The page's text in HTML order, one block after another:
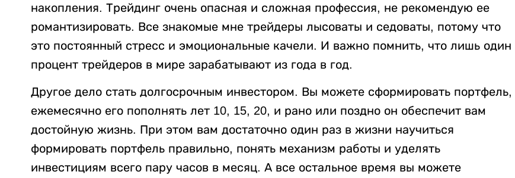
накопления. Трейдинг очень опасная и сложная профессия, не рекомендую ее
романтизировать. Все знакомые мне трейдеры лысоваты и седоваты, потому что
это постоянный стресс и эмоциональные качели. И важно помнить, что лишь один
процент трейдеров в мире зарабатывают из года в год.
Другое дело стать долгосрочным инвестором. Вы можете сформировать портфель,
ежемесячно его пополнять лет 10, 15, 20, и рано или поздно он обеспечит вам
достойную жизнь. При этом вам достаточно один раз в жизни научиться
формировать портфель правильно, понять механизм работы и уделять
инвестициям всего пару часов в месяц. А все остальное время вы можете